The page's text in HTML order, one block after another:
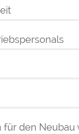
den Neubau